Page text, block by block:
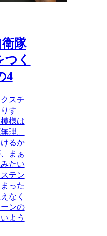
衛隊
つく
4
スチ
す
様は
理。
るか
まぁ
たい
テン
った
なく
ンの
よう